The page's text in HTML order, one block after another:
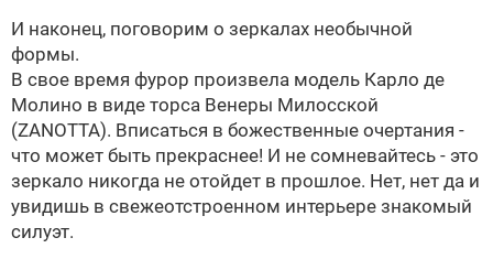
И наконец, поговорим о зеркалах необычной
формы.
В свое время фурор произвела модель Карло де
Молино в виде торса Венеры Милосской
(ZANOTTA). Вписаться в божественные очертания -
что может быть прекраснее! И не сомневайтесь - это
зеркало никогда не отойдет в прошлое. Нет, нет да и
увидишь в свежеотстроенном интерьере знакомый
силуэт.